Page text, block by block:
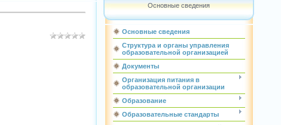
Основные сведения
Основные сведения
Структура и органы управления
образовательной организацией
Документы
Организация питания в
образовательной организации
Образование
Образовательные стандарты